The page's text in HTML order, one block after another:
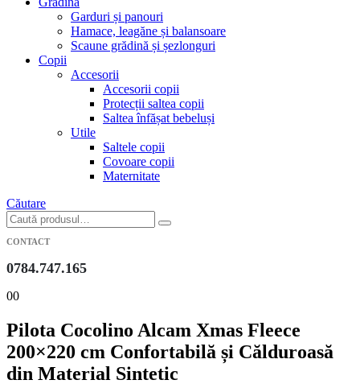
Garduri și panouri
Hamace, leagăne și balansoare
Scaune grădină și șezlonguri
Copii
Accesorii
Accesorii copii
Protecții saltea copii
Saltea înfășat bebeluși
Utile
Saltele copii
Covoare copii
Maternitate
Căutare
CONTACT
0784.747.165
00
Pilota Cocolino Alcam Xmas Fleece
200×220 cm Confortabilă și Călduroasă
din Material Sintetic